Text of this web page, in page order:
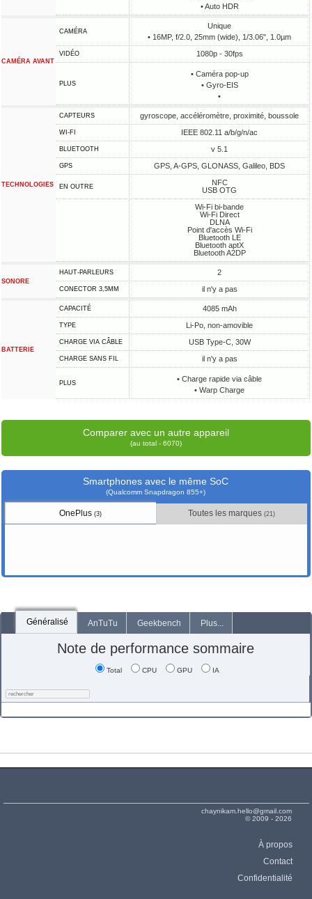
• Auto HDR
CAMÉRA AVANT
CAMÉRA
Unique
• 16MP, f/2.0, 25mm (wide), 1/3.06", 1.0µm
VIDÉO 1080p - 30fps
PLUS
• Caméra pop-up
• Gyro-EIS
•
TECHNOLOGIES
CAPTEURS gyroscope, accéléromètre, proximité, boussole
WI-FI IEEE 802.11 a/b/g/n/ac
BLUETOOTH v 5.1
GPS GPS, A-GPS, GLONASS, Galileo, BDS
EN OUTRE
NFC
USB OTG
Wi-Fi bi-bande
Wi-Fi Direct
DLNA
Point d'accès Wi-Fi
Bluetooth LE
Bluetooth aptX
Bluetooth A2DP
SONORE
HAUT-PARLEURS 2
CONECTOR 3,5MM il n'y a pas
BATTERIE
CAPACITÉ 4085 mAh
TYPE Li-Po, non-amovible
CHARGE VIA CÂBLE USB Type-C, 30W
CHARGE SANS FIL il n'y a pas
PLUS
• Charge rapide via câble
• Warp Charge
Comparer avec un autre appareil
(au total - 6070)
Smartphones avec le même SoC
(Qualcomm Snapdragon 855+)
OnePlus(3) Toutes les marques(21)
Généralisé AnTuTu Geekbench Plus...
Note de performance sommaire
Total CPU GPU IA
chaynikam.hello@gmail.com
© 2009 - 2026
À propos
Contact
Confidentialité